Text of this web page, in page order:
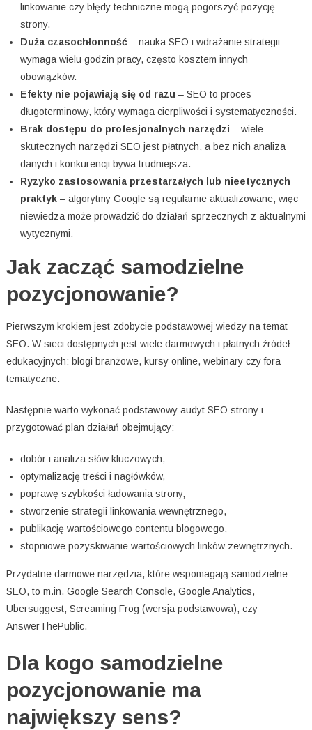
linkowanie czy błędy techniczne mogą pogorszyć pozycję
strony.
Duża czasochłonność– nauka SEO i wdrażanie strategii
wymaga wielu godzin pracy, często kosztem innych
obowiązków.
Efekty nie pojawiają się od razu – SEO to proces
długoterminowy, który wymaga cierpliwości i systematyczności.
Brak dostępu do profesjonalnych narzędzi – wiele
skutecznych narzędzi SEO jest płatnych, a bez nich analiza
danych i konkurencji bywa trudniejsza.
Ryzyko zastosowania przestarzałych lub nieetycznych
praktyk– algorytmy Google są regularnie aktualizowane, więc
niewiedza może prowadzić do działań sprzecznych z aktualnymi
wytycznymi.
Jak zacząć samodzielne
pozycjonowanie?
Pierwszym krokiem jest zdobycie podstawowej wiedzy na temat
SEO. W sieci dostępnych jest wiele darmowych i płatnych źródeł
edukacyjnych: blogi branżowe, kursy online, webinary czy fora
tematyczne.
Następnie warto wykonać podstawowy audyt SEO strony i
przygotować plan działań obejmujący:
dobór i analiza słów kluczowych,
optymalizację treści i nagłówków,
poprawę szybkości ładowania strony,
stworzenie strategii linkowania wewnętrznego,
publikację wartościowego contentu blogowego,
stopniowe pozyskiwanie wartościowych linków zewnętrznych.
Przydatne darmowe narzędzia, które wspomagają samodzielne
SEO, to m.in. Google Search Console, Google Analytics,
Ubersuggest, Screaming Frog (wersja podstawowa), czy
AnswerThePublic.
Dla kogo samodzielne
pozycjonowanie ma
największy sens?